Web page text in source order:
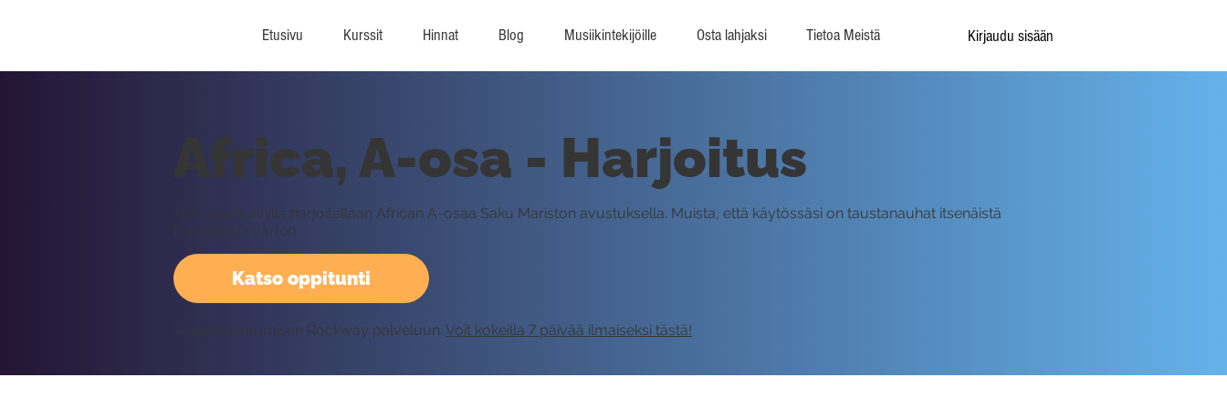
Etusivu Kurssit Hinnat Blog Musiikintekijöille Osta lahjaksi Tietoa Meistä Kirjaudu sisään
Katso oppitunti
Africa, A-osa - Harjoitus
Tällä oppitunnilla harjoitellaan African A-osaa Saku Mariston avustuksella. Muista, että käytössäsi on taustanauhat itsenäistä
harjoittelua varten.
Vaatii kirjautumisen Rockway palveluun. Voit kokeilla 7 päivää ilmaiseksi tästä!